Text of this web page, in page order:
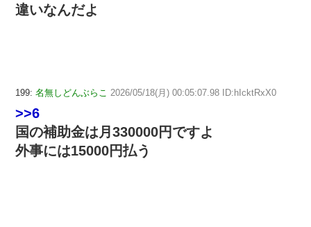
違いなんだよ
199: 名無しどんぶらこ 2026/05/18(月) 00:05:07.98 ID:hIcktRxX0
>>6
国の補助金は月330000円ですよ
外事には15000円払う